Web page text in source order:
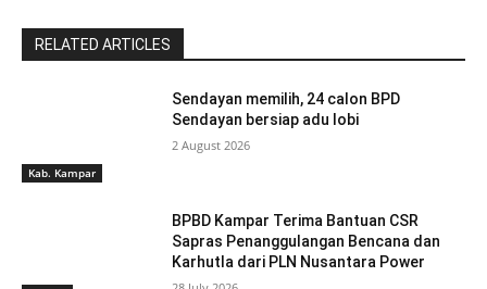
RELATED ARTICLES
Kab. Kampar
Sendayan memilih, 24 calon BPD
Sendayan bersiap adu lobi
2 August 2026
BPBD Kampar Terima Bantuan CSR
Sapras Penanggulangan Bencana dan
Karhutla dari PLN Nusantara Power